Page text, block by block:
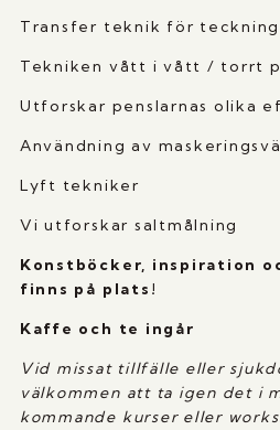
Transfer teknik för teckning
Tekniken vått i vått / torrt
Utforskar penslarnas olika
Användning av
Lyft tekniker
Vi utforskar saltmålning
Konstböcker, inspiration
finns på plats!
Kaffe och te ingår
Vid missat tillfälle eller
välkommen att ta igen det i
kommande kurser eller